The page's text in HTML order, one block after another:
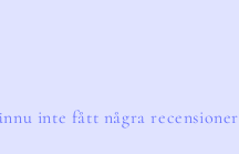
inte fått några recensioner